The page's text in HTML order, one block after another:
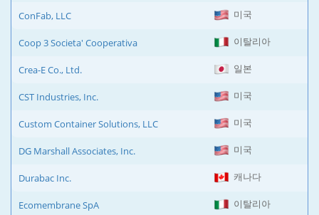
ConFab, LLC 미국
Coop 3 Societa' Cooperativa 이탈리아
Crea-E Co., Ltd. 일본
CST Industries, Inc. 미국
Custom Container Solutions, LLC 미국
DG Marshall Associates, Inc. 미국
Durabac Inc. 캐나다
Ecomembrane SpA 이탈리아